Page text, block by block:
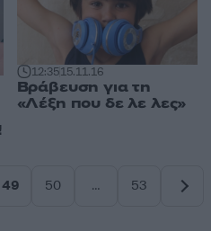
12:3515.11.16
Βράβευση για τη
«Λέξη που δε λε λες»
49
50
…
53